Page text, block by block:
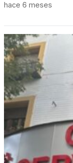
hace 6 meses